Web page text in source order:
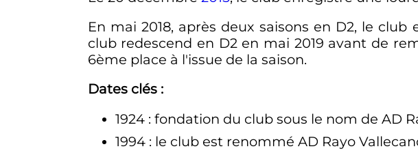
En mai 2018, après deux saisons en D2, le
club redescend en D2 en mai 2019 avant de
6ème place à l'issue de la saison.
Dates clés :
1924 : fondation du club sous le nom de AD
1994 : le club est renommé AD Rayo